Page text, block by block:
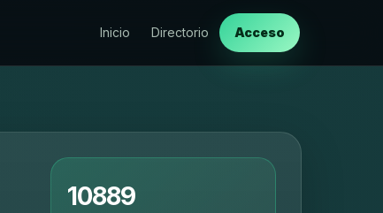
Inicio Directorio Acceso
10889